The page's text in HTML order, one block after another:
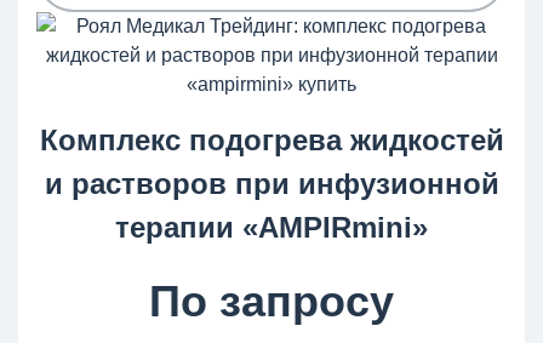
Комплекс подогрева жидкостей
и растворов при инфузионной
терапии «AMPIRmini»
По запросу